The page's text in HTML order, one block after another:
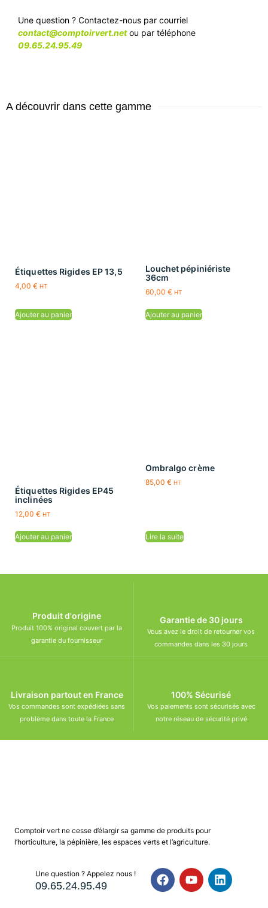
Une question ? Contactez-nous par courriel
contact@comptoirvert.netou par téléphone
09.65.24.95.49
A découvrir dans cette gamme
Étiquettes Rigides EP 13,5
4,00 € HT
Ajouter au panier
Louchet pépiniériste
36cm
60,00 € HT
Ajouter au panier
Étiquettes Rigides EP45
inclinées
12,00 € HT
Ajouter au panier
Ombralgo crème
85,00 € HT
Lire la suite
Produit d'origine
Produit 100% original couvert par la
garantie du fournisseur
Garantie de 30 jours
Vous avez le droit de retourner vos
commandes dans les 30 jours
Livraison partout en France
Vos commandes sont expédiées sans
problème dans toute la France
100% Sécurisé
Vos paiements sont sécurisés avec
notre réseau de sécurité privé
Comptoir vert ne cesse d’élargir sa gamme de produits pour
l’horticulture, la pépinière, les espaces verts et l’agriculture.
Une question ? Appelez nous !
09.65.24.95.49